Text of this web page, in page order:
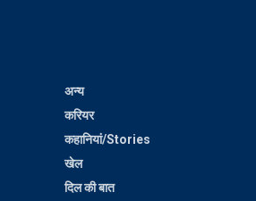
अन्य
करियर
कहानियां/Stories
खेल
दिल की बात